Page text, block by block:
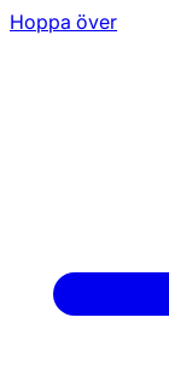
Hoppa över